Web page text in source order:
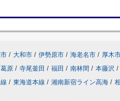
/ 大和市 / 伊勢原市 / 海老名市 / 厚木
葛原 / 寺尾釜田 / 福田 / 南林間 / 本藤沢 /
/ 東海道本線 / 湘南新宿ライン高海 /